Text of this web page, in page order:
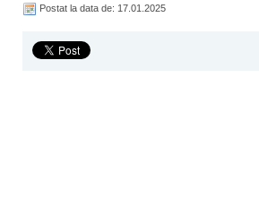
Postat la data de: 17.01.2025